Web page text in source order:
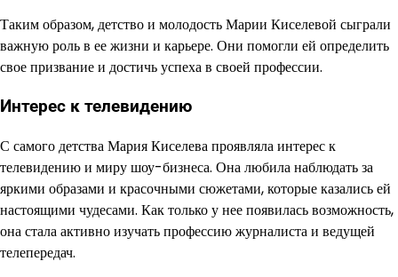
Таким образом, детство и молодость Марии Киселевой сыграли
важную роль в ее жизни и карьере. Они помогли ей определить
свое призвание и достичь успеха в своей профессии.
Интерес к телевидению
С самого детства Мария Киселева проявляла интерес к
телевидению и миру шоу-бизнеса. Она любила наблюдать за
яркими образами и красочными сюжетами, которые казались ей
настоящими чудесами. Как только у нее появилась возможность,
она стала активно изучать профессию журналиста и ведущей
телепередач.